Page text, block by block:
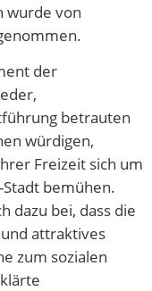
wurde von
der
betrauten
würdigen,
Freizeit sich um
bemühen.
dazu bei, dass die
attraktives
zum sozialen